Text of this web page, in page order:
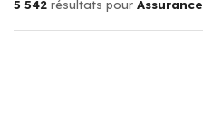
5 542 résultats pour Assurance